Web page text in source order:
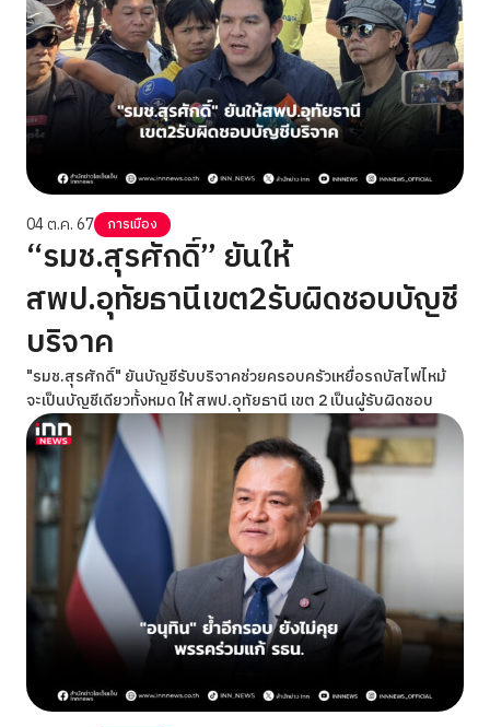
04 ต.ค. 67 การเมือง
“รมช.สุรศักดิ์” ยันให้
สพป.อุทัยธานีเขต2รับผิดชอบบัญชี
บริจาค
"รมช.สุรศักดิ์" ยันบัญชีรับบริจาคช่วยครอบครัวเหยื่อรถบัสไฟไหม้
จะเป็นบัญชีเดียวทั้งหมด ให้ สพป.อุทัยธานี เขต 2 เป็นผู้รับผิดชอบ